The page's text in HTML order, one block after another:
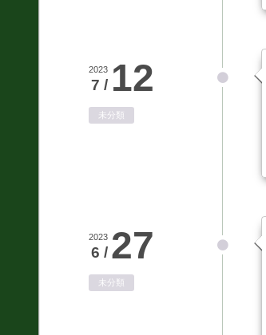
施設維持管理
2023
7 / 12
未分類
2023
6 / 27
未分類